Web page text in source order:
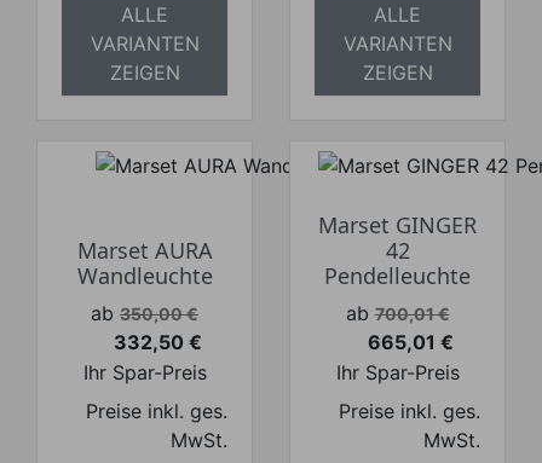
ALLE
VARIANTEN
ZEIGEN
ALLE
VARIANTEN
ZEIGEN
Marset AURA
Wandleuchte
Verkaufspreis
ab 350,00 €
Preis
332,50 €
Ihr Spar-Preis
Preise inkl. ges.
MwSt.
Marset GINGER
42
Pendelleuchte
Verkaufspreis
ab 700,01 €
Preis
665,01 €
Ihr Spar-Preis
Preise inkl. ges.
MwSt.